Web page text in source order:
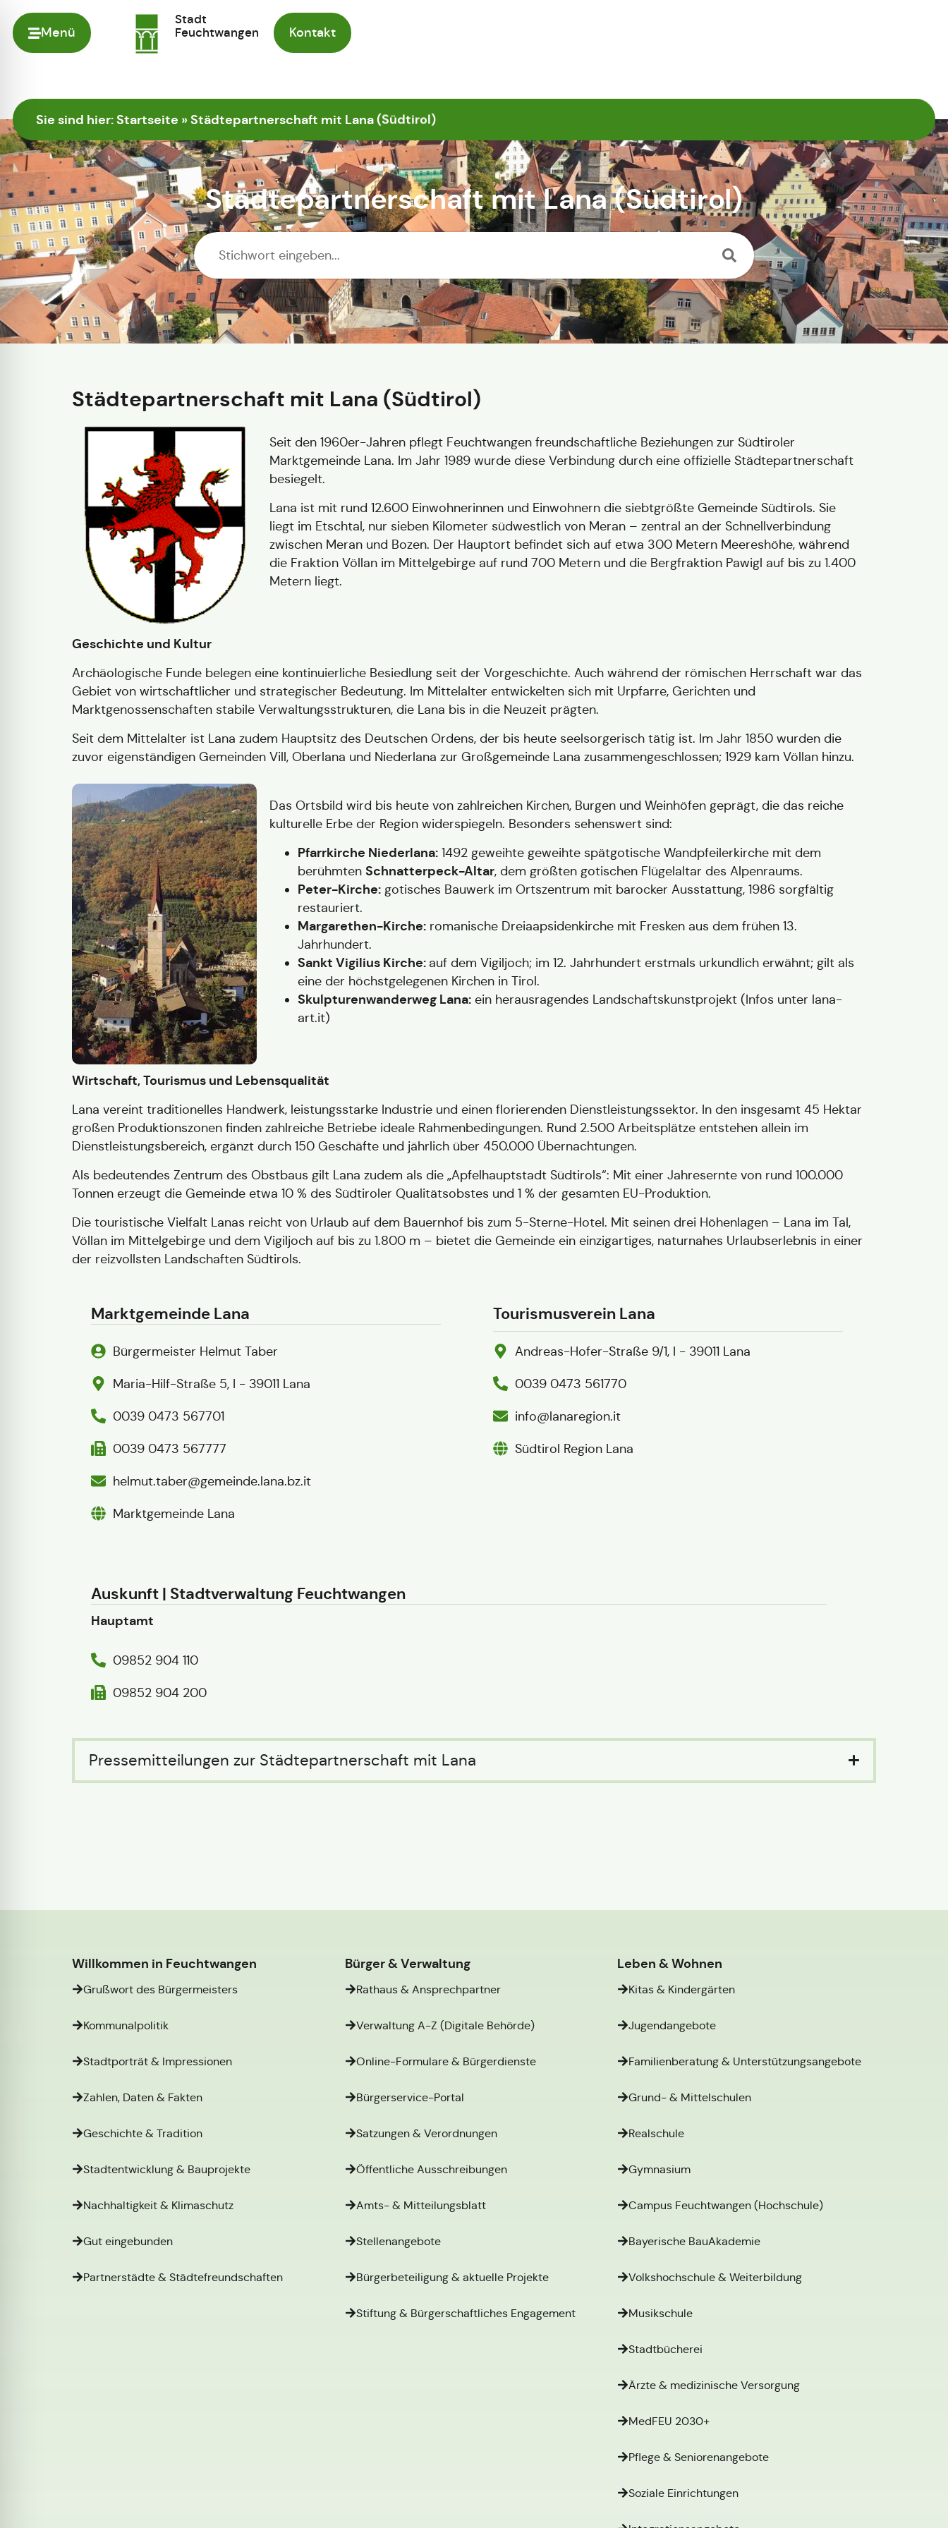
Menü
Stadt
Feuchtwangen
Kontakt
Sie sind hier:Startseite »Städtepartnerschaft mit Lana (Südtirol)
Städtepartnerschaft mit Lana (Südtirol)
Städtepartnerschaft mit Lana (Südtirol)
Seit den 1960er-Jahren pflegt Feuchtwangen freundschaftliche Beziehungen zur Südtiroler
Marktgemeinde Lana. Im Jahr 1989 wurde diese Verbindung durch eine offizielle Städtepartnerschaft
besiegelt.
Lana ist mit rund 12.600 Einwohnerinnen und Einwohnern die siebtgrößte Gemeinde Südtirols. Sie
liegt im Etschtal, nur sieben Kilometer südwestlich von Meran – zentral an der Schnellverbindung
zwischen Meran und Bozen. Der Hauptort befindet sich auf etwa 300 Metern Meereshöhe, während
die Fraktion Völlan im Mittelgebirge auf rund 700 Metern und die Bergfraktion Pawigl auf bis zu 1.400
Metern liegt.
Geschichte und Kultur
Archäologische Funde belegen eine kontinuierliche Besiedlung seit der Vorgeschichte. Auch während der römischen Herrschaft war das
Gebiet von wirtschaftlicher und strategischer Bedeutung. Im Mittelalter entwickelten sich mit Urpfarre, Gerichten und
Marktgenossenschaften stabile Verwaltungsstrukturen, die Lana bis in die Neuzeit prägten.
Seit dem Mittelalter ist Lana zudem Hauptsitz des Deutschen Ordens, der bis heute seelsorgerisch tätig ist. Im Jahr 1850 wurden die
zuvor eigenständigen Gemeinden Vill, Oberlana und Niederlana zur Großgemeinde Lana zusammengeschlossen; 1929 kam Völlan hinzu.
Das Ortsbild wird bis heute von zahlreichen Kirchen, Burgen und Weinhöfen geprägt, die das reiche
kulturelle Erbe der Region widerspiegeln. Besonders sehenswert sind:
Pfarrkirche Niederlana: 1492 geweihte geweihte spätgotische Wandpfeilerkirche mit dem
berühmtenSchnatterpeck-Altar, dem größten gotischen Flügelaltar des Alpenraums.
Peter-Kirche: gotisches Bauwerk im Ortszentrum mit barocker Ausstattung, 1986 sorgfältig
restauriert.
Margarethen-Kirche: romanische Dreiaapsidenkirche mit Fresken aus dem frühen 13.
Jahrhundert.
Sankt Vigilius Kirche: auf dem Vigiljoch; im 12. Jahrhundert erstmals urkundlich erwähnt; gilt als
eine der höchstgelegenen Kirchen in Tirol.
Skulpturenwanderweg Lana: ein herausragendes Landschaftskunstprojekt (Infos unter lana-
art.it)
Wirtschaft, Tourismus und Lebensqualität
Lana vereint traditionelles Handwerk, leistungsstarke Industrie und einen florierenden Dienstleistungssektor. In den insgesamt 45 Hektar
großen Produktionszonen finden zahlreiche Betriebe ideale Rahmenbedingungen. Rund 2.500 Arbeitsplätze entstehen allein im
Dienstleistungsbereich, ergänzt durch 150 Geschäfte und jährlich über 450.000 Übernachtungen.
Als bedeutendes Zentrum des Obstbaus gilt Lana zudem als die „Apfelhauptstadt Südtirols“: Mit einer Jahresernte von rund 100.000
Tonnen erzeugt die Gemeinde etwa 10 % des Südtiroler Qualitätsobstes und 1 % der gesamten EU-Produktion.
Die touristische Vielfalt Lanas reicht von Urlaub auf dem Bauernhof bis zum 5-Sterne-Hotel. Mit seinen drei Höhenlagen – Lana im Tal,
Völlan im Mittelgebirge und dem Vigiljoch auf bis zu 1.800 m – bietet die Gemeinde ein einzigartiges, naturnahes Urlaubserlebnis in einer
der reizvollsten Landschaften Südtirols.
Marktgemeinde Lana
Bürgermeister Helmut Taber
Maria-Hilf-Straße 5, I - 39011 Lana
0039 0473 567701
0039 0473 567777
helmut.taber@gemeinde.lana.bz.it
Marktgemeinde Lana
Tourismusverein Lana
Andreas-Hofer-Straße 9/1, I - 39011 Lana
0039 0473 561770
info@lanaregion.it
Südtirol Region Lana
Auskunft | Stadtverwaltung Feuchtwangen
Hauptamt
09852 904 110
09852 904 200
Pressemitteilungen zur Städtepartnerschaft mit Lana
Willkommen in Feuchtwangen
Grußwort des Bürgermeisters
Kommunalpolitik
Stadtporträt & Impressionen
Zahlen, Daten & Fakten
Geschichte & Tradition
Stadtentwicklung & Bauprojekte
Nachhaltigkeit & Klimaschutz
Gut eingebunden
Partnerstädte & Städtefreundschaften
Bürger & Verwaltung
Rathaus & Ansprechpartner
Verwaltung A-Z (Digitale Behörde)
Online-Formulare & Bürgerdienste
Bürgerservice-Portal
Satzungen & Verordnungen
Öffentliche Ausschreibungen
Amts- & Mitteilungsblatt
Stellenangebote
Bürgerbeteiligung & aktuelle Projekte
Stiftung & Bürgerschaftliches Engagement
Leben & Wohnen
Kitas & Kindergärten
Jugendangebote
Familienberatung & Unterstützungsangebote
Grund- & Mittelschulen
Realschule
Gymnasium
Campus Feuchtwangen (Hochschule)
Bayerische BauAkademie
Volkshochschule & Weiterbildung
Musikschule
Stadtbücherei
Ärzte & medizinische Versorgung
MedFEU 2030+
Pflege & Seniorenangebote
Soziale Einrichtungen